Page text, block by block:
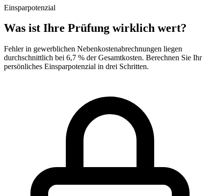
Einsparpotenzial
Was ist Ihre Prüfung wirklich wert?
Fehler in gewerblichen Nebenkostenabrechnungen liegen
durchschnittlich bei 6,7 % der Gesamtkosten. Berechnen Sie Ihr
persönliches Einsparpotenzial in drei Schritten.